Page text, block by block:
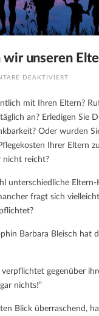
wir unseren
DEAKTIVIERT
WIR
UNSEREN
ELTERN?
mit Ihren Eltern?
an? Erledigen Sie
Oder wurden
Ihrer Eltern
nicht reicht?
unterschiedliche Eltern-
fragt sich
Barbara Bleisch hat
gegenüber
nichts!“
Blick überraschend,